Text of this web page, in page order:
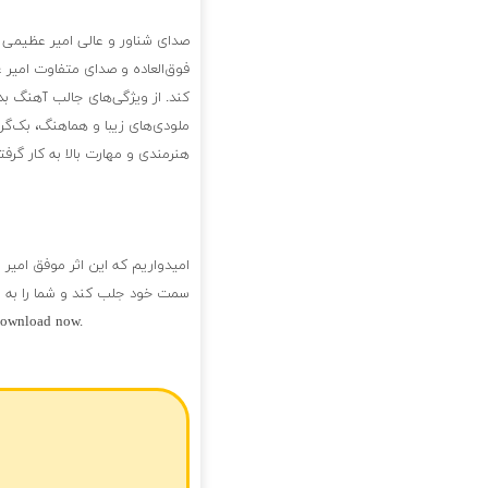
صدای شناور و عالی امیر
فوق‌العاده و صدای متفاوت
کند. از ویژگی‌های جالب آهنگ
ملودی‌های زیبا و هماهنگ،
هنرمندی و مهارت بالا به کار
امیدواریم که این اثر موفق
سمت خود جلب کند و شما را به
now.